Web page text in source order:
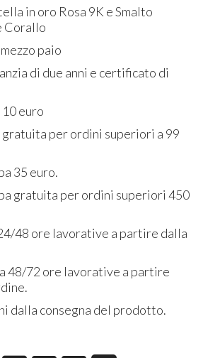
in oro Rosa 9K e Smalto
Corallo
paio
di due anni e certificato di
euro
per ordini superiori a 99
35 euro.
gratuita per ordini superiori 450
48 ore lavorative a partire dalla
48/72 ore lavorative a partire
dalla consegna del prodotto.